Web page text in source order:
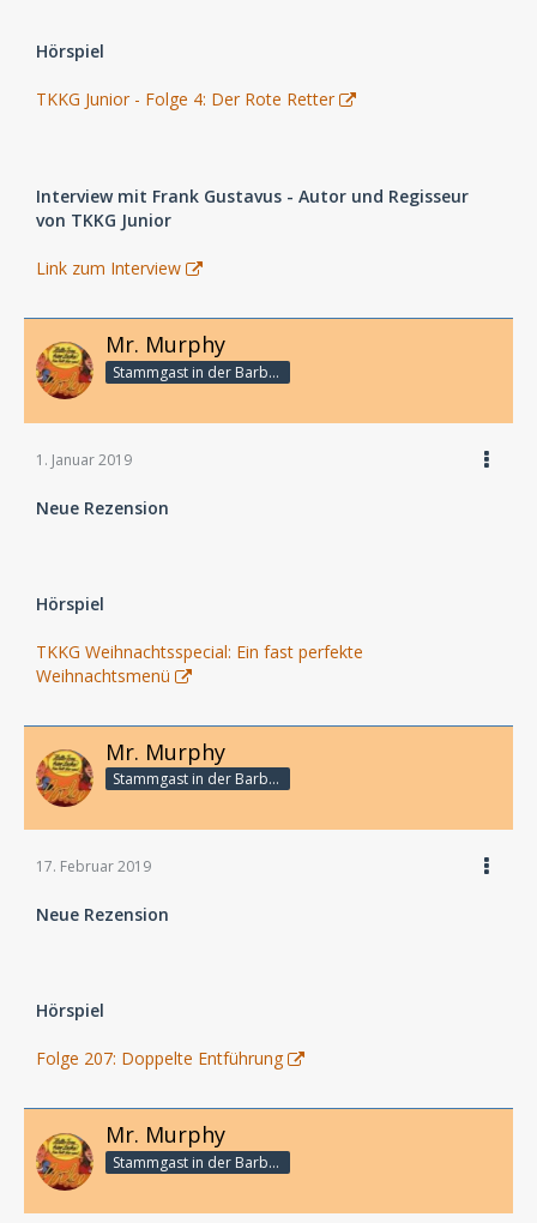
Hörspiel
TKKG Junior - Folge 4: Der Rote Retter
Interview mit Frank Gustavus - Autor und Regisseur
von TKKG Junior
Link zum Interview
Mr. Murphy
Stammgast in der Barbarabar
1. Januar 2019
Neue Rezension
Hörspiel
TKKG Weihnachtsspecial: Ein fast perfekte
Weihnachtsmenü
Mr. Murphy
Stammgast in der Barbarabar
17. Februar 2019
Neue Rezension
Hörspiel
Folge 207: Doppelte Entführung
Mr. Murphy
Stammgast in der Barbarabar